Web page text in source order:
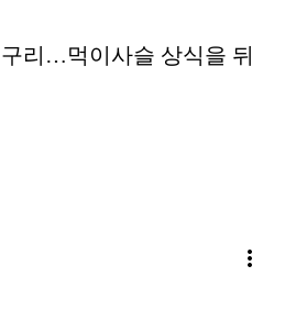
리…먹이사슬 상식을 뒤
more_vert